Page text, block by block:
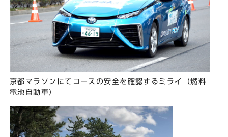
京都マラソンにてコースの安全を確認するミライ（燃料
電池自動車）